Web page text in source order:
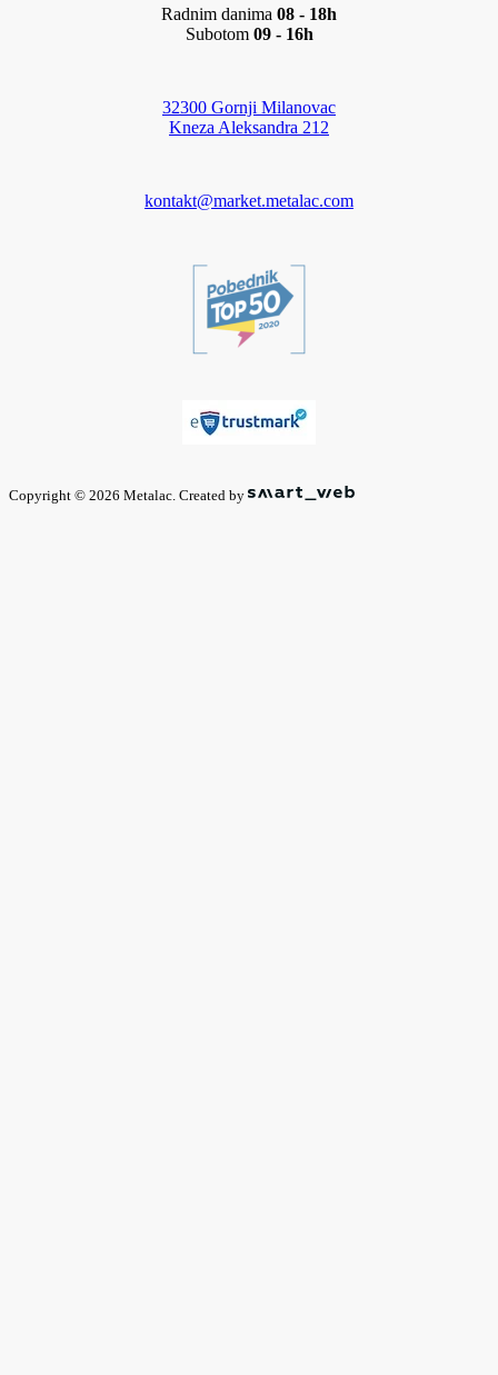
Radnim danima 08 - 18h
Subotom 09 - 16h
32300 Gornji Milanovac
Kneza Aleksandra 212
kontakt@market.metalac.com
Copyright © 2026 Metalac. Created by